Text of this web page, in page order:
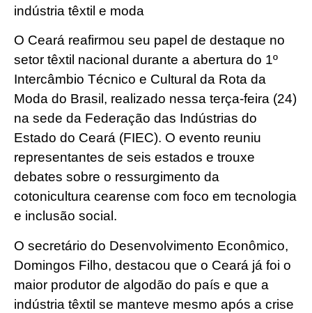
indústria têxtil e moda
O Ceará reafirmou seu papel de destaque no
setor têxtil nacional durante a abertura do 1º
Intercâmbio Técnico e Cultural da Rota da
Moda do Brasil, realizado nessa terça-feira (24)
na sede da Federação das Indústrias do
Estado do Ceará (FIEC). O evento reuniu
representantes de seis estados e trouxe
debates sobre o ressurgimento da
cotonicultura cearense com foco em tecnologia
e inclusão social.
O secretário do Desenvolvimento Econômico,
Domingos Filho, destacou que o Ceará já foi o
maior produtor de algodão do país e que a
indústria têxtil se manteve mesmo após a crise